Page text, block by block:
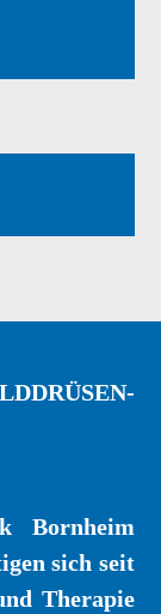
Bornheim
sich seit
Therapie